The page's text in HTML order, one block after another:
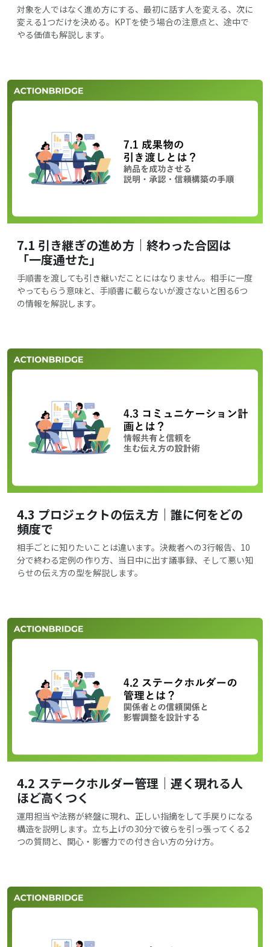
対象を人ではなく進め方にする、最初に話す人を変える、次に
変える1つだけを決める。KPTを使う場合の注意点と、途中で
やる価値も解説します。
7.1 引き継ぎの進め方｜終わった合図は
「一度通せた」
手順書を渡しても引き継いだことにはなりません。相手に一度
やってもらう意味と、手順書に載らないが渡さないと困る6つ
の情報を解説します。
4.3 プロジェクトの伝え方｜誰に何をどの
頻度で
相手ごとに知りたいことは違います。決裁者への3行報告、10
分で終わる定例の作り方、当日中に出す議事録、そして悪い知
らせの伝え方の型を解説します。
4.2 ステークホルダー管理｜遅く現れる人
ほど高くつく
運用担当や法務が終盤に現れ、正しい指摘をして手戻りになる
構造を説明します。立ち上げの30分で彼らを引っ張ってくる2
つの質問と、関心・影響力での付き合い方の分け方。